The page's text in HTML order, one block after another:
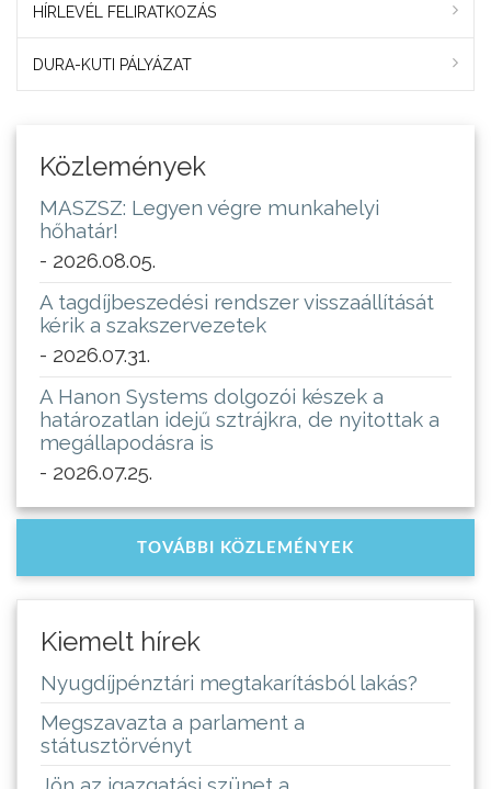
HÍRLEVÉL FELIRATKOZÁS
DURA-KUTI PÁLYÁZAT
Közlemények
MASZSZ: Legyen végre munkahelyi
hőhatár!
- 2026.08.05.
A tagdíjbeszedési rendszer visszaállítását
kérik a szakszervezetek
- 2026.07.31.
A Hanon Systems dolgozói készek a
határozatlan idejű sztrájkra, de nyitottak a
megállapodásra is
- 2026.07.25.
TOVÁBBI KÖZLEMÉNYEK
Kiemelt hírek
Nyugdíjpénztári megtakarításból lakás?
Megszavazta a parlament a
státusztörvényt